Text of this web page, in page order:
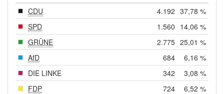
CDU 4.192 37,78 %
SPD
1.560 14,06 %
GRÜNE
2.775 25,01 %
AfD
684
6,16 %
DIE LINKE
342
3,08 %
FDP
724
6,52 %